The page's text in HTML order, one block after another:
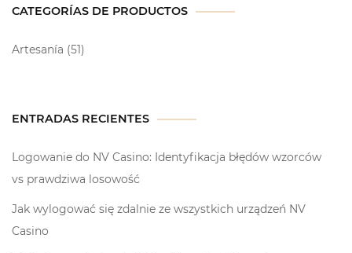
CATEGORÍAS DE PRODUCTOS
Artesanía (51)
ENTRADAS RECIENTES
Logowanie do NV Casino: Identyfikacja błędów wzorców
vs prawdziwa losowość
Jak wylogować się zdalnie ze wszystkich urządzeń NV
Casino